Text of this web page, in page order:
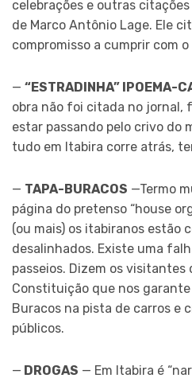
celebrações e outras
de Marco Antônio Lage. Ele
compromisso a cumprir com o
— “ESTRADINHA” IPOEMA-
obra não foi citada no jornal,
estar passando pelo crivo do
tudo em Itabira corre atrás,
— TAPA-BURACOS —Termo
página do pretenso “house
(ou mais) os itabiranos estão
desalinhados. Existe uma
passeios. Dizem os visitantes
Constituição que nos
Buracos na pista de carros e
públicos.
— DROGAS — Em Itabira é